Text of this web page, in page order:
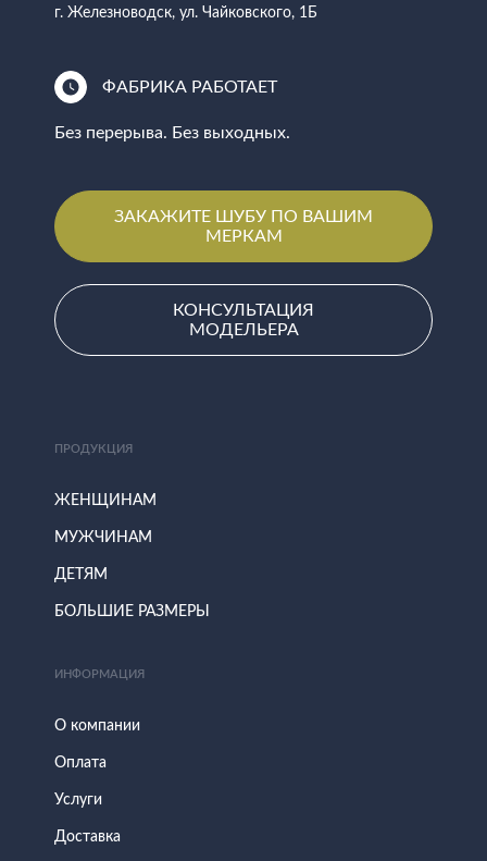
г. Железноводск, ул. Чайковского, 1Б
ФАБРИКА РАБОТАЕТ
Без перерыва. Без выходных.
ЗАКАЖИТЕ ШУБУ ПО ВАШИМ
МЕРКАМ
КОНСУЛЬТАЦИЯ
МОДЕЛЬЕРА
ПРОДУКЦИЯ
ЖЕНЩИНАМ
МУЖЧИНАМ
ДЕТЯМ
БОЛЬШИЕ РАЗМЕРЫ
ИНФОРМАЦИЯ
О компании
Оплата
Услуги
Доставка